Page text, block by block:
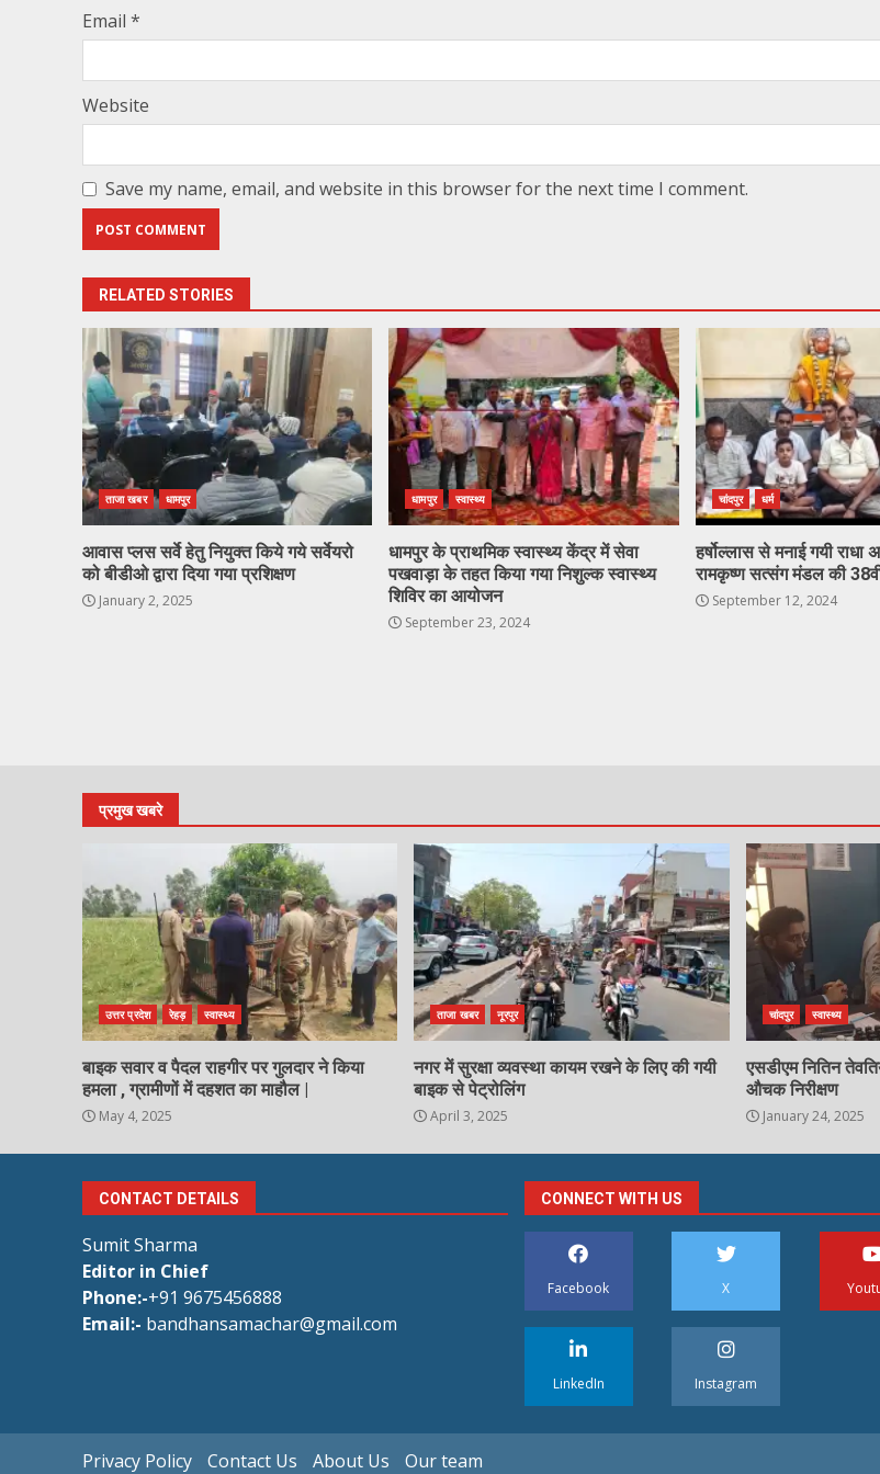
Email *
Website
Save my name, email, and website in this browser for the next time I comment.
RELATED STORIES
ताजा खबर धामपुर
आवास प्लस सर्वे हेतु नियुक्त किये गये सर्वेयरो
को बीडीओ द्वारा दिया गया प्रशिक्षण
January 2, 2025
धामपुर स्वास्थ्य
धामपुर के प्राथमिक स्वास्थ्य केंद्र में सेवा
पखवाड़ा के तहत किया गया निशुल्क स्वास्थ्य
शिविर का आयोजन
September 23, 2024
चांदपुर धर्म
हर्षोल्लास से मनाई गयी राधा
रामकृष्ण सत्संग मंडल की 38वीं
September 12, 2024
प्रमुख खबरे
उत्तर प्रदेश रेहड़ स्वास्थ्य
बाइक सवार व पैदल राहगीर पर गुलदार ने किया
हमला , ग्रामीणों में दहशत का माहौल |
May 4, 2025
ताजा खबर नूरपुर
नगर में सुरक्षा व्यवस्था कायम रखने के लिए की गयी
बाइक से पेट्रोलिंग
April 3, 2025
चांदपुर स्वास्थ्य
एसडीएम नितिन
औचक निरीक्षण
January 24, 2025
CONTACT DETAILS
Sumit Sharma
Editor in Chief
Phone:-+91 9675456888
Email:- bandhansamachar@gmail.com
CONNECT WITH US
Facebook X
LinkedIn Instagram
Privacy Policy Contact Us About Us Our team